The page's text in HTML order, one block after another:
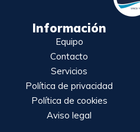
Información
Equipo
Contacto
Servicios
Política de privacidad
Política de cookies
Aviso legal